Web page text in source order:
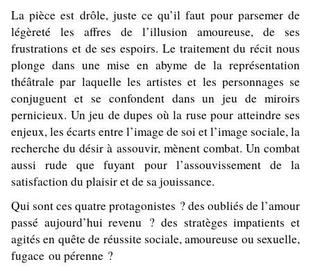
La pièce est drôle, juste ce qu’il faut pour parsemer de
légèreté les affres de l’illusion amoureuse, de ses
frustrations et de ses espoirs. Le traitement du récit nous
plonge dans une mise en abyme de la représentation
théâtrale par laquelle les artistes et les personnages se
conjuguent et se confondent dans un jeu de miroirs
pernicieux. Un jeu de dupes où la ruse pour atteindre ses
enjeux, les écarts entre l’image de soi et l’image sociale, la
recherche du désir à assouvir, mènent combat. Un combat
aussi rude que fuyant pour l’assouvissement de la
satisfaction du plaisir et de sa jouissance.
Qui sont ces quatre protagonistes ? des oubliés de l’amour
passé aujourd’hui revenu ? des stratèges impatients et
agités en quête de réussite sociale, amoureuse ou sexuelle,
fugace ou pérenne ?